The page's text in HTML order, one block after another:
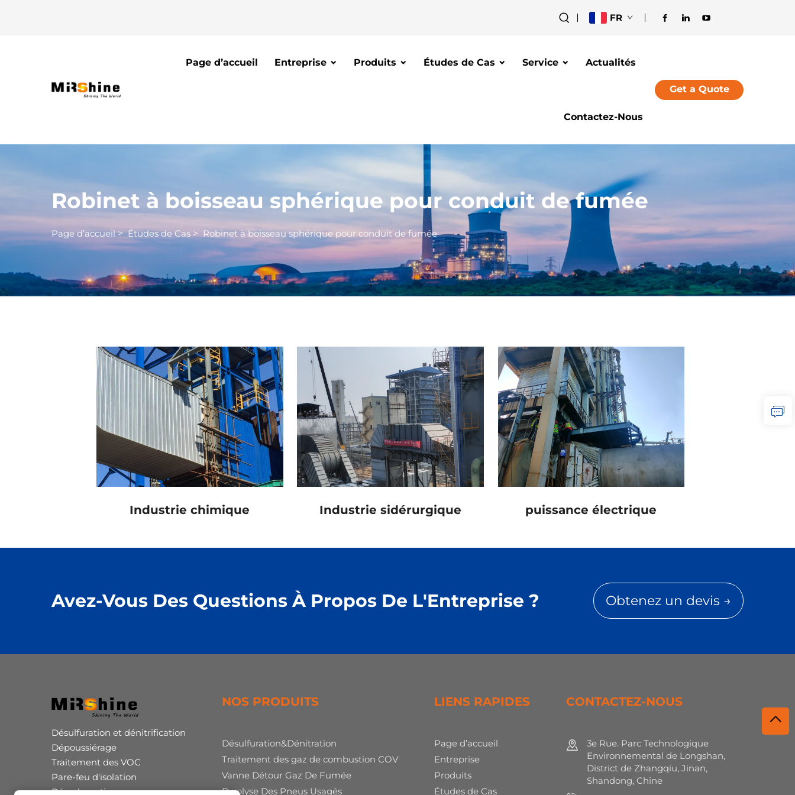
FR
Page d’accueil Entreprise Produits Études de Cas Service Actualités
Contactez-Nous
Get a Quote
Robinet à boisseau sphérique pour conduit de fumée
Page d’accueil>Études de Cas> Robinet à boisseau sphérique pour conduit de fumée
Industrie chimique Industrie sidérurgique puissance électrique
Avez-Vous Des Questions À Propos De L'Entreprise ? Obtenez un devis →
Désulfuration et dénitrification
Dépoussiérage
Traitement des VOC
Pare-feu d'isolation
Décarbonation
NOS PRODUITS
Désulfuration&Dénitration
Traitement des gaz de combustion COV
Vanne Détour Gaz De Fumée
Pyrolyse Des Pneus Usagés
LIENS RAPIDES
Page d’accueil
Entreprise
Produits
Études de Cas
CONTACTEZ-NOUS
3e Rue. Parc Technologique
Environnemental de Longshan,
District de Zhangqiu, Jinan,
Shandong, Chine